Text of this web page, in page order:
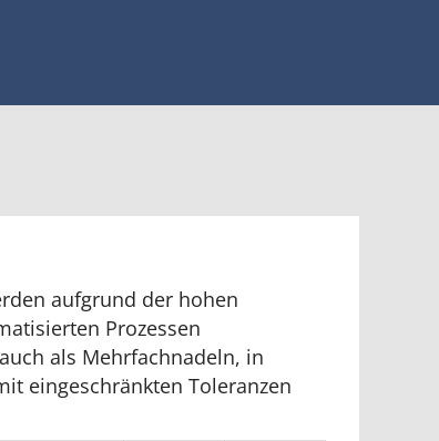
aufgrund der hohen
Prozessen
als Mehrfachnadeln, in
eingeschränkten Toleranzen